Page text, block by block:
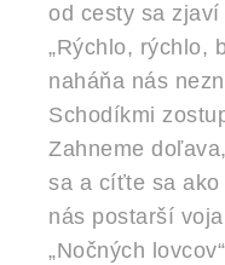
od cesty sa
„Rýchlo, rýchlo,
naháňa nás
Schodíkmi
Zahneme
sa a cíťte sa ako
nás postarší
„Nočných